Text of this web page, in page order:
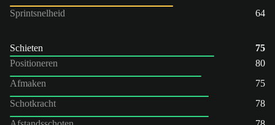
Sprintsnelheid
64
Schieten
75
Positioneren
80
Afmaken
75
Schotkracht
78